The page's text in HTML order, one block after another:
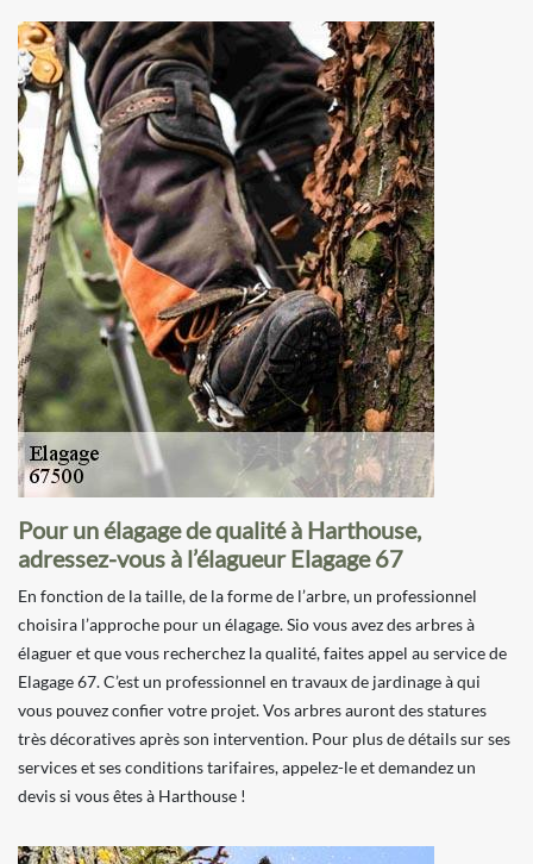
Pour un élagage de qualité à Harthouse,
adressez-vous à l’élagueur Elagage 67
En fonction de la taille, de la forme de l’arbre, un professionnel
choisira l’approche pour un élagage. Sio vous avez des arbres à
élaguer et que vous recherchez la qualité, faites appel au service de
Elagage 67. C’est un professionnel en travaux de jardinage à qui
vous pouvez confier votre projet. Vos arbres auront des statures
très décoratives après son intervention. Pour plus de détails sur ses
services et ses conditions tarifaires, appelez-le et demandez un
devis si vous êtes à Harthouse !